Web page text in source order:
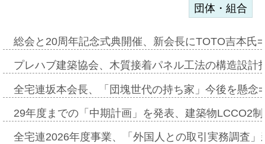
団体・組合
総会と20周年記念式典開催、新会長にTOTO吉本氏
プレハブ建築協会、木質接着パネル工法の構造設
全宅連坂本会長、「団塊世代の持ち家」今後を懸
29年度までの「中期計画」を発表、建築物LCCO2
全宅連2026年度事業、「外国人との取引実務調査